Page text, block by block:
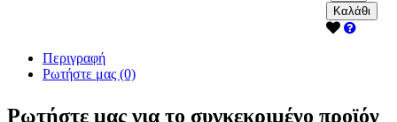
Καλάθι
Περιγραφή
Ρωτήστε μας (0)
Ρωτήστε μας για το συγκεκριμένο προϊόν